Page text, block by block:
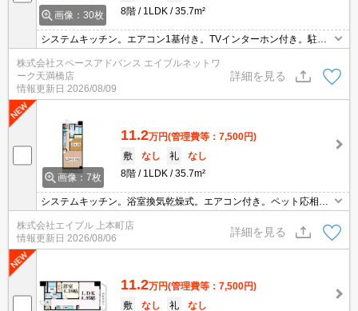
画像：30枚
8階
1LDK 35.7m²
システムキッチン。エアコン1基付き。TVインターホン付き。駐車
株式会社スペースアドバンス エイブルネットワ
ーク天満橋店
情報更新日 2026/08/09
詳細を見る
画像：7枚
11.2万円(管理費等：7,500円)
敷
なし 礼
なし
8階
1LDK 35.7m²
システムキッチン。浴室換気乾燥式。エアコン付き。ペット応相
株式会社エイブル 上本町店
情報更新日 2026/08/06
詳細を見る
11.2万円(管理費等：7,500円)
敷
なし 礼
なし